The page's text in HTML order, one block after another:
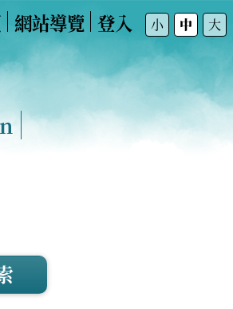
網站導覽 登入 小 中 大